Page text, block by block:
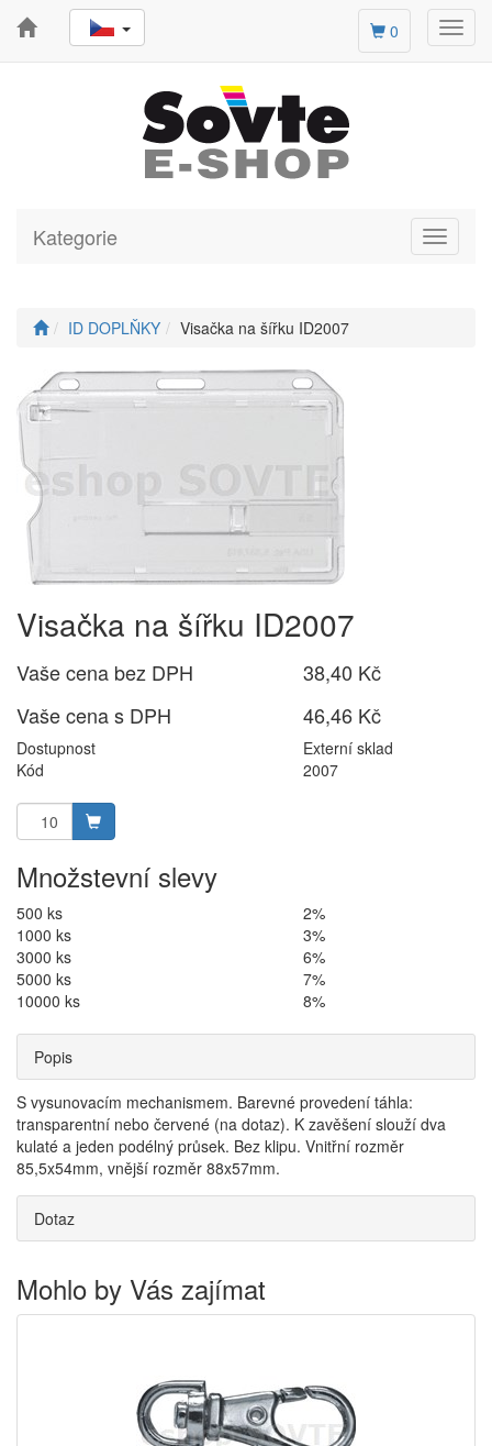
0
Toggle
Kategorie
ID DOPLŇKY Visačka na šířku ID2007
Visačka na šířku ID2007
Vaše cena bez DPH
38,40 Kč
Vaše cena s DPH
46,46 Kč
Dostupnost
Externí sklad
Kód
2007
Množstevní slevy
500 ks
2%
1000 ks
3%
3000 ks
6%
5000 ks
7%
10000 ks
8%
Popis
S vysunovacím mechanismem. Barevné provedení táhla:
transparentní nebo červené (na dotaz). K zavěšení slouží dva
kulaté a jeden podélný průsek. Bez klipu. Vnitřní rozměr
85,5x54mm, vnější rozměr 88x57mm.
Dotaz
Mohlo by Vás zajímat